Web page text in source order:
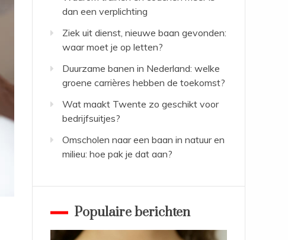
dan een verplichting
Ziek uit dienst, nieuwe baan gevonden:
waar moet je op letten?
Duurzame banen in Nederland: welke
groene carrières hebben de toekomst?
Wat maakt Twente zo geschikt voor
bedrijfsuitjes?
Omscholen naar een baan in natuur en
milieu: hoe pak je dat aan?
Populaire berichten